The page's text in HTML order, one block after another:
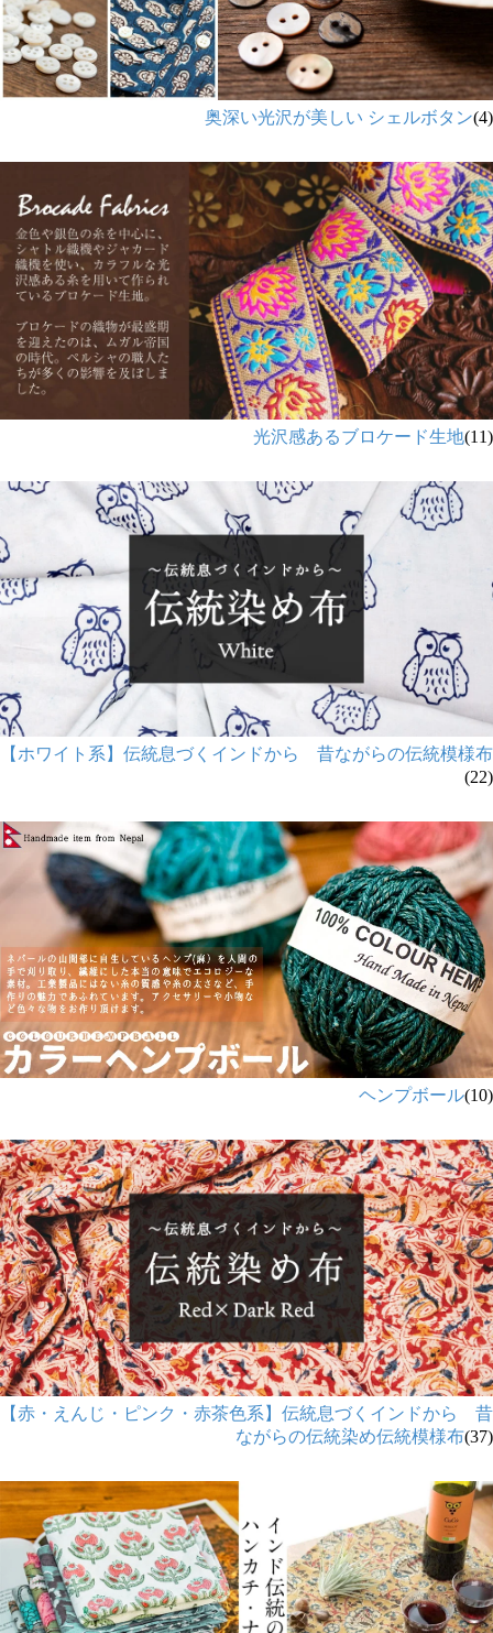
奥深い光沢が美しい シェルボタン(4)
光沢感あるブロケード生地(11)
【ホワイト系】伝統息づくインドから 昔ながらの伝統模様布
(22)
ヘンプボール(10)
【赤・えんじ・ピンク・赤茶色系】伝統息づくインドから 昔
ながらの伝統染め伝統模様布(37)